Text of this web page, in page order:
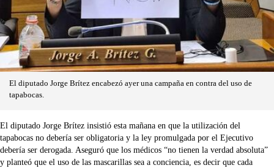
El diputado Jorge Brítez encabezó ayer una campaña en contra del uso de
tapabocas.
El diputado Jorge Brítez insistió esta mañana en que la utilización del
tapabocas no debería ser obligatoria y la ley promulgada por el Ejecutivo
debería ser derogada. Aseguró que los médicos “no tienen la verdad absoluta”
y planteó que el uso de las mascarillas sea a conciencia, es decir que cada